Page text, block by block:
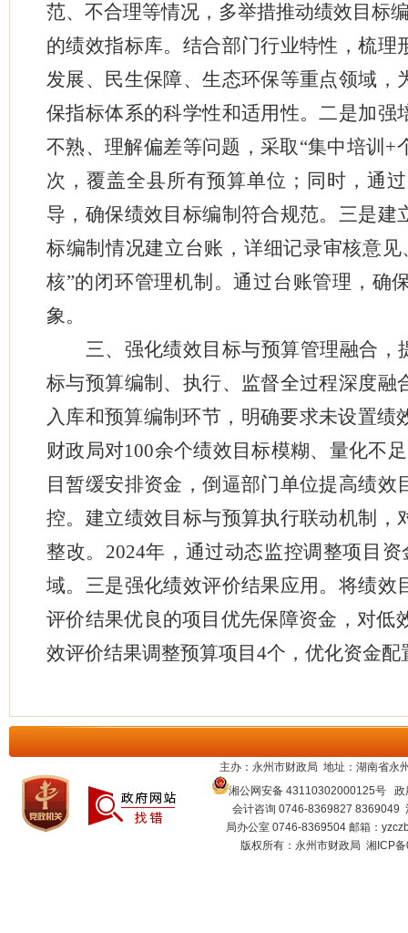
范、不合理等情况，多举措推动绩效目标
的绩效指标库。结合部门行业特性，梳
发展、民生保障、生态环保等重点领域
保指标体系的科学性和适用性。二是加
不熟、理解偏差等问题，采取“集中培训+
次，覆盖全县所有预算单位；同时，通
导，确保绩效目标编制符合规范。三是
标编制情况建立台账，详细记录审核意
核”的闭环管理机制。通过台账管理，确
象。
三、强化绩效目标与预算管理融合，
标与预算编制、执行、监督全过程深度
入库和预算编制环节，明确要求未设置
财政局对100余个绩效目标模糊、量化不
目暂缓安排资金，倒逼部门单位提高绩
控。建立绩效目标与预算执行联动机制
整改。2024年，通过动态监控调整项目
域。三是强化绩效评价结果应用。将绩
评价结果优良的项目优先保障资金，对低
效评价结果调整预算项目4个，优化资金
主办：永州市财政局 地址：湖南省永
湘公网安备 43110302000125号 政
会计咨询 0746-8369827 8369049
局办公室 0746-8369504 邮箱：
版权所有：永州市财政局 湘ICP